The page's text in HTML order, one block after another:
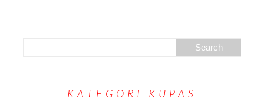
KATEGORI KUPAS